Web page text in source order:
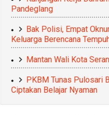
Pandeglang
Bak Polisi, Empat
Keluarga Berencana
Mantan Wali Kota
PKBM Tunas Pulosari
Ciptakan Belajar Nyaman